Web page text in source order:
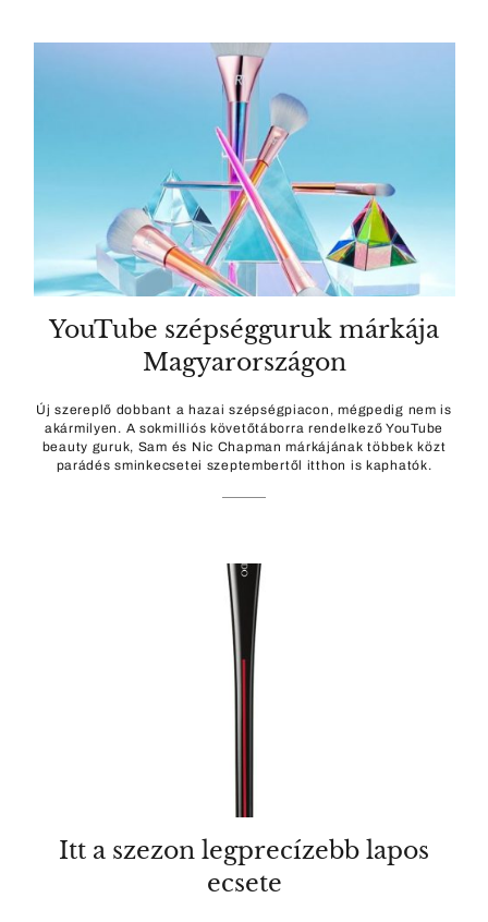
YouTube szépségguruk márkája
Magyarországon
Új szereplő dobbant a hazai szépségpiacon, mégpedig nem is
akármilyen. A sokmilliós követőtáborra rendelkező YouTube
beauty guruk, Sam és Nic Chapman márkájának többek közt
parádés sminkecsetei szeptembertől itthon is kaphatók.
Itt a szezon legprecízebb lapos
ecsete